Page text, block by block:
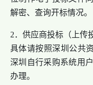
解密、查询开标情况。
2．供应商投标（上传
具体请按照深圳公共
深圳自行采购系统用
办理。